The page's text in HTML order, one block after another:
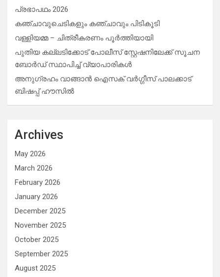
പ്രഭാപഥം 2026
കഞ്ചാവുചെടികളും കഞ്ചാവും പിടികൂടി
വള്ളിയമ്മ – ചിത്രീകരണം പൂർത്തിയായി
പുതിയ കല്ലടിക്കോട് പോലീസ് സ്റ്റേഷനിലേക്ക് സൂചന
ബോർഡ് സ്ഥാപിച്ച് വ്യാപാരികൾ
അനുഗ്രഹം വാങ്ങാൻ ഐസക് വര്‍ഗ്ഗീസ് പാലക്കാട്
ബിഷപ്പ് ഹൗസില്‍
Archives
May 2026
March 2026
February 2026
January 2026
December 2025
November 2025
October 2025
September 2025
August 2025